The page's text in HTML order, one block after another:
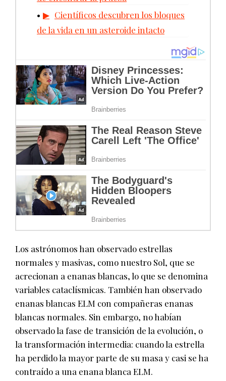
Científicos descubren los bloques
de la vida en un asteroide intacto
Los astrónomos han observado estrellas
normales y masivas, como nuestro Sol, que se
acrecionan a enanas blancas, lo que se denomina
variables cataclísmicas. También han observado
enanas blancas ELM con compañeras enanas
blancas normales. Sin embargo, no habían
observado la fase de transición de la evolución, o
la transformación intermedia: cuando la estrella
ha perdido la mayor parte de su masa y casi se ha
contraído a una enana blanca ELM.